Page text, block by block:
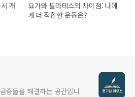
개
요가와 필라테스의 차이점: 나에
게 더 적합한 운동은?
증들을 해결하는 공간입니